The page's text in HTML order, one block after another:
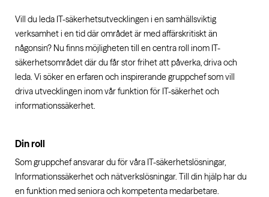
Vill du leda IT-säkerhetsutvecklingen i en samhällsviktig
verksamhet i en tid där området är med affärskritiskt än
någonsin? Nu finns möjligheten till en centra roll inom IT-
säkerhetsområdet där du får stor frihet att påverka, driva och
leda. Vi söker en erfaren och inspirerande gruppchef som vill
driva utvecklingen inom vår funktion för IT-säkerhet och
informationssäkerhet.
Din roll
Som gruppchef ansvarar du för våra IT-säkerhetslösningar,
Informationssäkerhet och nätverkslösningar. Till din hjälp har du
en funktion med seniora och kompetenta medarbetare.